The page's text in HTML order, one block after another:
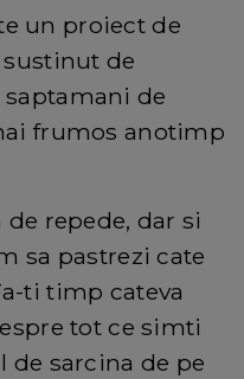
un proiect de
de
saptamani de
frumos anotimp
repede, dar si
sa pastrezi cate
ti timp cateva
tot ce simti
de sarcina de pe